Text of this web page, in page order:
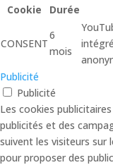
Cookie
Durée
CONSENT
6
mois
Publicité
Publicité
Les cookies
publicités et des
suivent les visiteurs
pour proposer des